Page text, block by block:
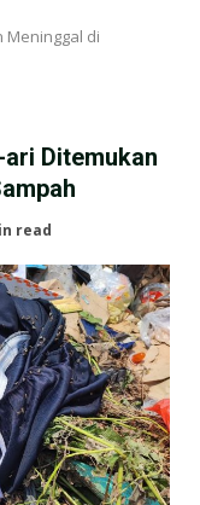
Meninggal di
Ditemukan
read